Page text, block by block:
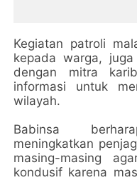
Kegiatan patroli
kepada warga,
dengan mitra
informasi untuk
wilayah.
Babinsa
meningkatkan
masing-masing
kondusif karena